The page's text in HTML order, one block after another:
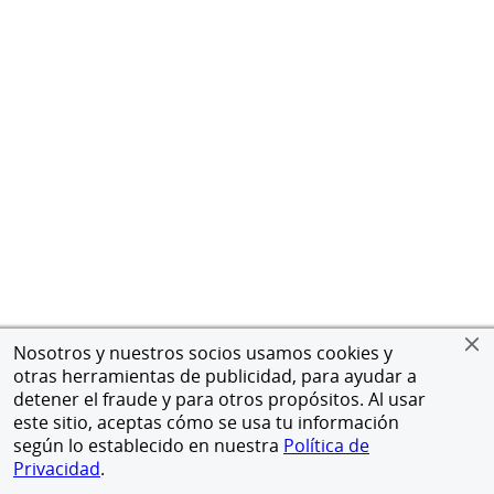
Nosotros y nuestros socios usamos cookies y
otras herramientas de publicidad, para ayudar a
detener el fraude y para otros propósitos. Al usar
este sitio, aceptas cómo se usa tu información
según lo establecido en nuestra Política de
Privacidad.